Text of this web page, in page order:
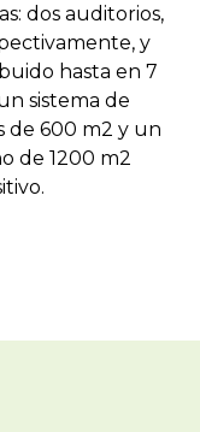
dos auditorios,
y
hasta en 7
sistema de
de 600 m2 y un
de 1200 m2